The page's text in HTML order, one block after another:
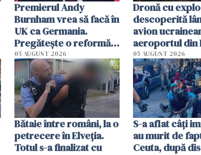
Premierul Andy
Burnham vrea să facă în
UK ca Germania.
Pregătește o reformă
radicală și puterea ar
urma să se mute de la
Londra
05 AUGUST 2026
Dronă cu
descoperită
avion
aeroportul din
Un avion DHL
ciocnit în aer
obiect
05 AUGUST 2026
Bătaie între români, la o
petrecere în Elveția.
Totul s-a finalizat cu
S-a aflat câți
au murit de
Ceuta, după